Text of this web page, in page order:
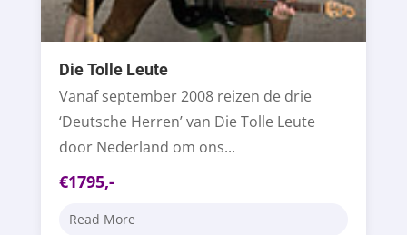
Die Tolle Leute
Vanaf september 2008 reizen de drie
‘Deutsche Herren’ van Die Tolle Leute
door Nederland om ons...
€1795,-
Read More